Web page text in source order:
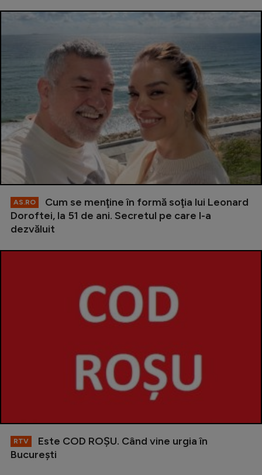
AS.RO
Cum se menţine în formă soţia lui Leonard
Doroftei, la 51 de ani. Secretul pe care l-a
dezvăluit
RTV
Este COD ROŞU. Când vine urgia în
Bucureşti